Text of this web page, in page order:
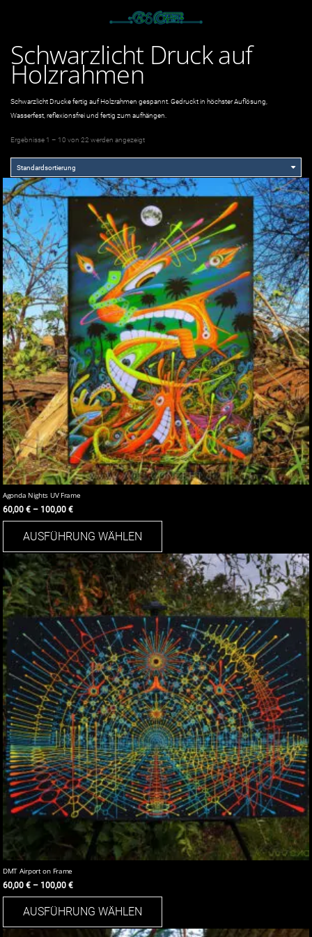
Schwarzlicht Druck auf
Holzrahmen
Schwarzlicht Drucke fertig auf Holzrahmen gespannt. Gedruckt in höchster Auflösung,
Wasserfest, reflexionsfrei und fertig zum aufhängen.
Ergebnisse 1 – 10 von 22 werden angezeigt
Agonda Nights UV Frame
60,00 € – 100,00 €
AUSFÜHRUNG WÄHLEN
mehrere
Varianten
auf.
Die
Optionen
können
auf
der
Produktseite
gewählt
werden
DMT Airport on Frame
60,00 € – 100,00 €
AUSFÜHRUNG WÄHLEN